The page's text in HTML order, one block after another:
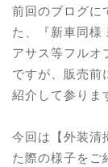
前回のブログに
た、『新車同様
アサス等フルオ
ですが、販売前
紹介して参りま
今回は【外装清
た際の様子をご